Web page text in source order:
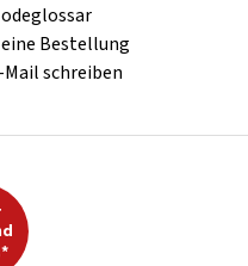
Bestellung
Mail schreiben